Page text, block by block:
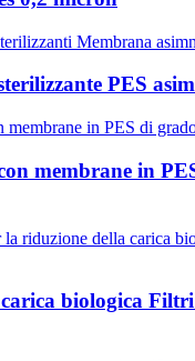
PES
membrane in
biologica